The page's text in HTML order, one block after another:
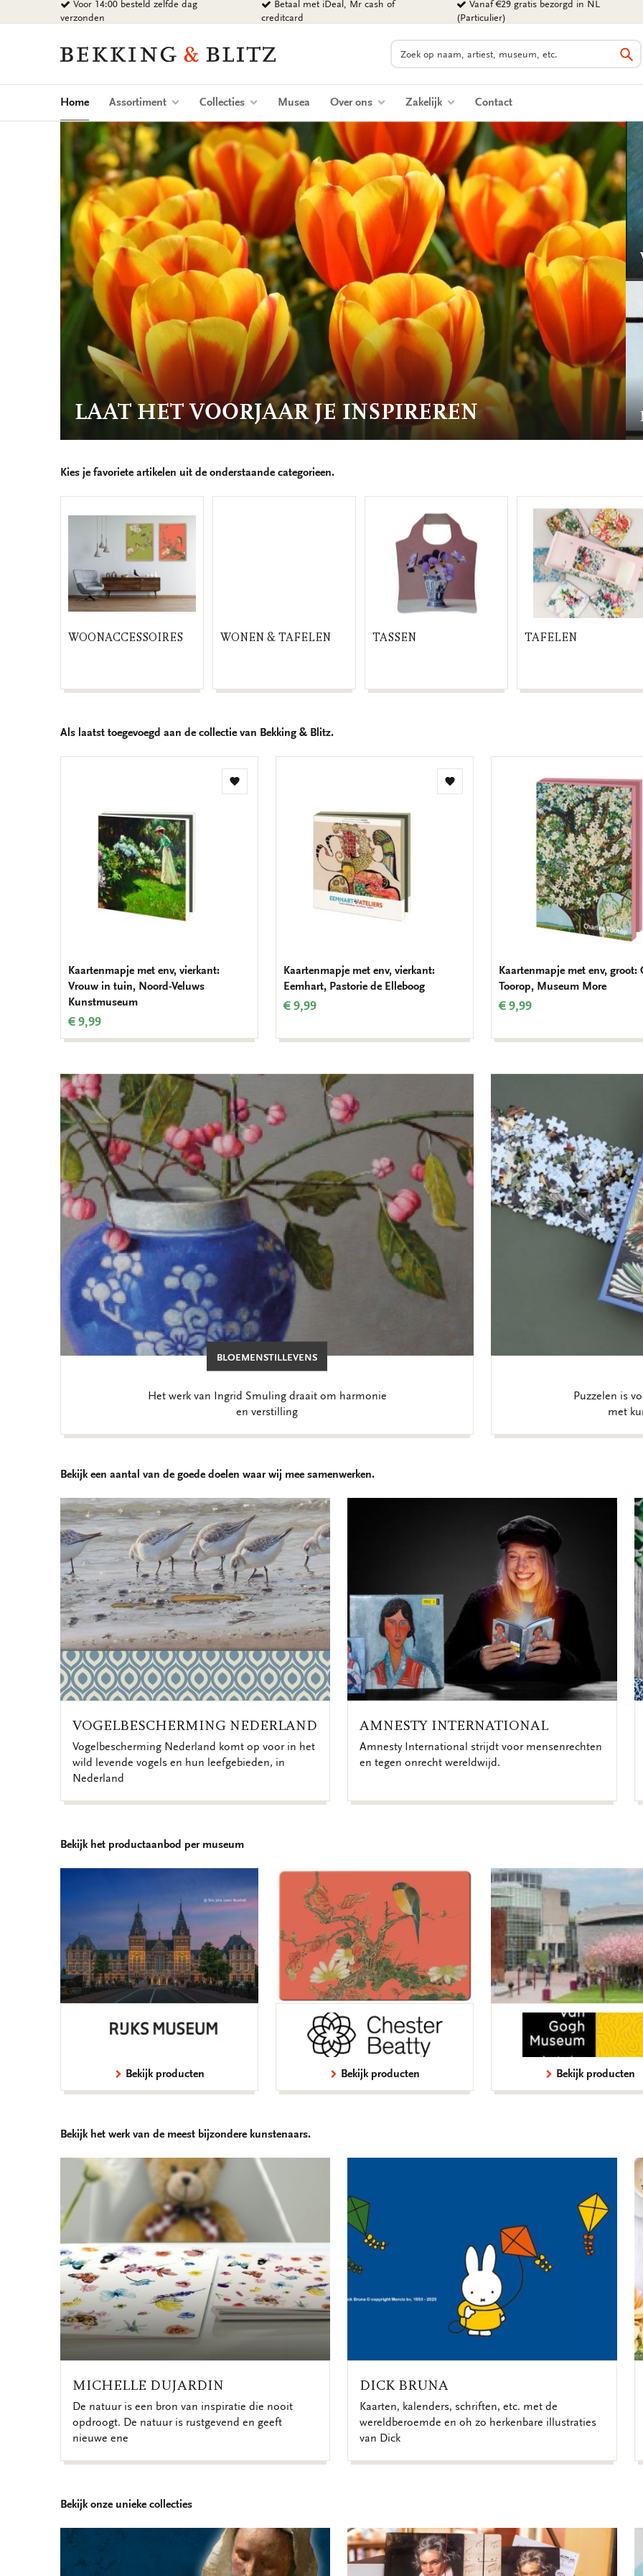
naar
Voor 14:00 besteld zelfde dag
verzonden
Betaal met iDeal, Mr cash of
creditcard
Vanaf €29 gratis bezorgd in NL
(Particulier)
Bekking
Blitz
Uitgevers
B.V.
Zoeken
Home(current)Assortiment Collecties Musea Over ons Zakelijk Contact
LAAT HET VOORJAAR JE INSPIREREN
Kies je favoriete artikelen uit de onderstaande categorieen.
WOONACCESSOIRES WONEN & TAFELEN TASSEN TAFELEN
Als laatst toegevoegd aan de collectie van Bekking & Blitz.
Toevoegen
Kaartenmapje met env, vierkant:
Vrouw in tuin, Noord-Veluws
Kunstmuseum
€ 9,99
Toevoegen
Kaartenmapje met env, vierkant:
Eemhart, Pastorie de Elleboog
€ 9,99
Kaartenmapje met env, groot:
Toorop, Museum More
€ 9,99
BLOEMENSTILLEVENS
Het werk van Ingrid Smuling draait om harmonie
en verstilling
Puzzelen is
met
Bekijk een aantal van de goede doelen waar wij mee samenwerken.
VOGELBESCHERMING NEDERLAND
Vogelbescherming Nederland komt op voor in het
wild levende vogels en hun leefgebieden, in
Nederland
AMNESTY INTERNATIONAL
Amnesty International strijdt voor mensenrechten
en tegen onrecht wereldwijd.
Bekijk het productaanbod per museum
Bekijk producten Bekijk producten Bekijk producten
Bekijk het werk van de meest bijzondere kunstenaars.
MICHELLE DUJARDIN
De natuur is een bron van inspiratie die nooit
opdroogt. De natuur is rustgevend en geeft
nieuwe ene
DICK BRUNA
Kaarten, kalenders, schriften, etc. met de
wereldberoemde en oh zo herkenbare illustraties
van Dick
Bekijk onze unieke collecties